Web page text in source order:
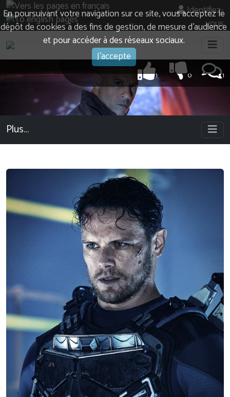
En poursuivant votre navigation sur ce site, vous acceptez le
dépôt de cookies à des fins de gestion, de mesure d’audience
et pour accéder à des réseaux sociaux.
J'accepte
Identifiez-
vous
1
0
1
Plus…